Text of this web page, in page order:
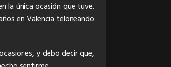
la única ocasión que tuve.
en Valencia teloneando
y debo decir que,